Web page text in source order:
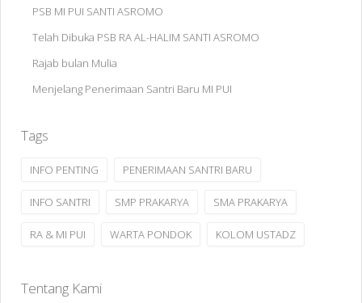
PSB MI PUI SANTI ASROMO
Telah Dibuka PSB RA AL-HALIM SANTI ASROMO
Rajab bulan Mulia
Menjelang Penerimaan Santri Baru MI PUI
Tags
INFO PENTING PENERIMAAN SANTRI BARU
INFO SANTRI SMP PRAKARYA SMA PRAKARYA
RA & MI PUI WARTA PONDOK KOLOM USTADZ
Tentang Kami